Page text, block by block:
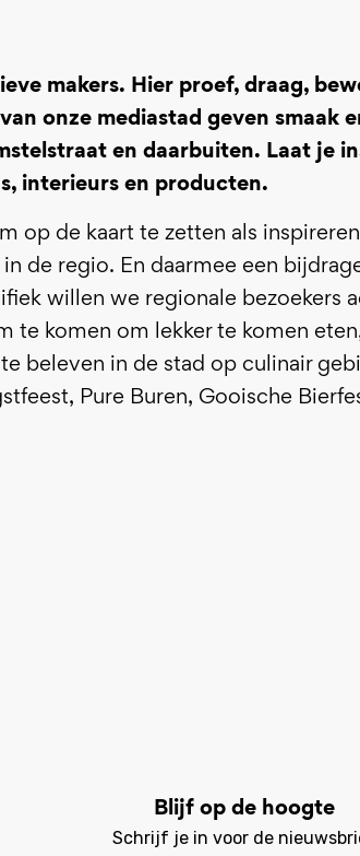
makers. Hier proef, draag,
onze mediastad geven smaak
en daarbuiten. Laat je
interieurs en producten.
op de kaart te zetten als
de regio. En daarmee een
willen we regionale bezoekers
te komen om lekker te komen
beleven in de stad op culinair
Pure Buren, Gooische
Blijf op de hoogte
Schrijf je in voor de